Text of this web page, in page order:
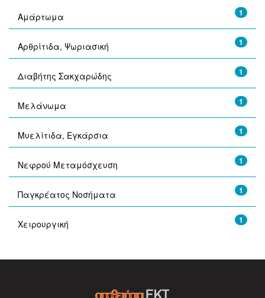
1
Αμάρτωμα
1
Αρθρίτιδα, Ψωριασική
1
Διαβήτης Σακχαρώδης
1
Μελάνωμα
1
Μυελίτιδα, Εγκάρσια
1
Νεφρού Μεταμόσχευση
1
Παγκρέατος Νοσήματα
1
Χειρουργική